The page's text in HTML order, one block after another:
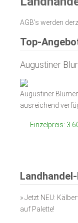
AGB's werden
Top-
Augustiner
Augustiner
ausreichend
Einzelpreis:
»Jetzt NEU:
auf Palette!